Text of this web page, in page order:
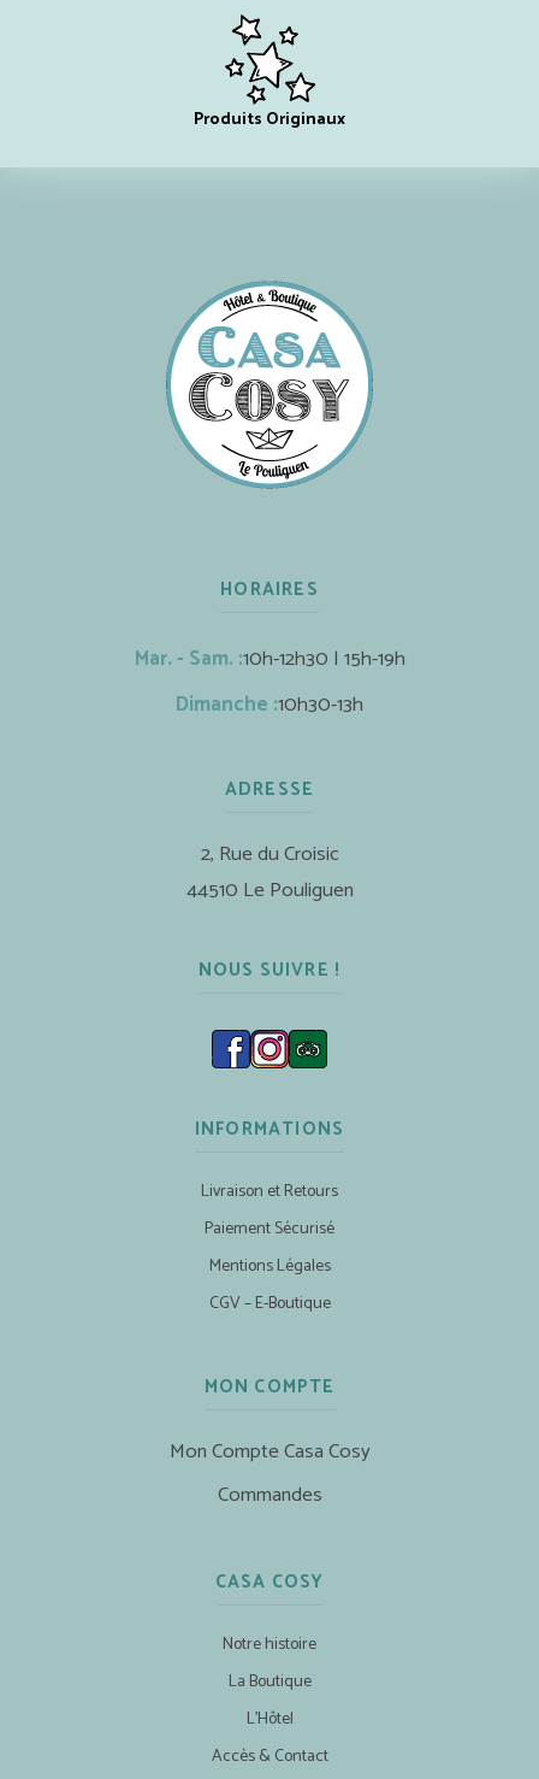
Produits Originaux
HORAIRES
Mar. - Sam. :10h-12h30 | 15h-19h
Dimanche :10h30-13h
ADRESSE
2, Rue du Croisic
44510 Le Pouliguen
NOUS SUIVRE !
INFORMATIONS
Livraison et Retours
Paiement Sécurisé
Mentions Légales
CGV – E-Boutique
MON COMPTE
Mon Compte Casa Cosy
Commandes
CASA COSY
Notre histoire
La Boutique
L’Hôtel
Accès & Contact